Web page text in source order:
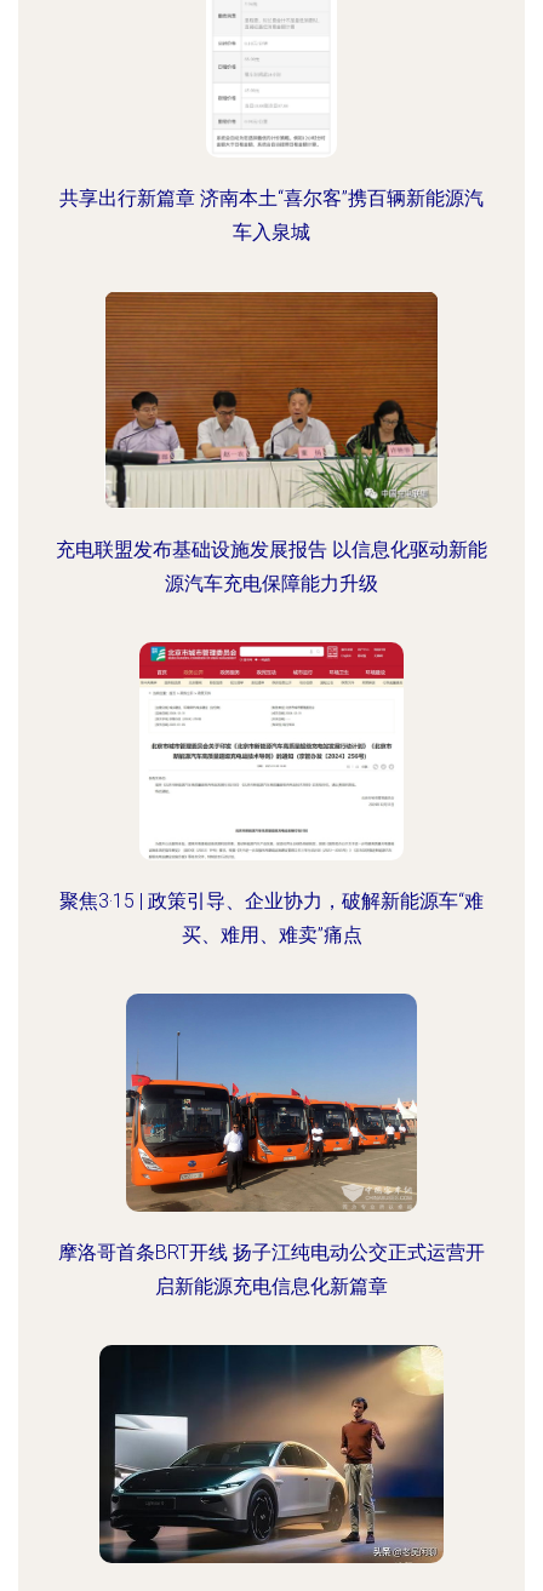
共享出行新篇章 济南本土“喜尔客”携百辆新能源汽
车入泉城
充电联盟发布基础设施发展报告 以信息化驱动新能
源汽车充电保障能力升级
聚焦3·15 | 政策引导、企业协力，破解新能源车“难
买、难用、难卖”痛点
摩洛哥首条BRT开线 扬子江纯电动公交正式运营开
启新能源充电信息化新篇章